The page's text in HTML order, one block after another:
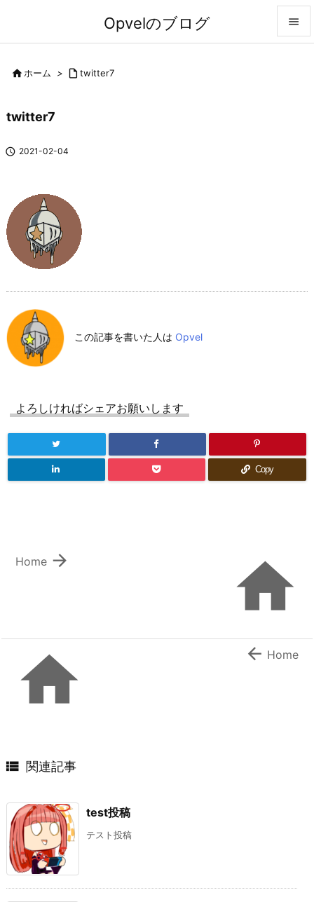
Opvelのブログ 
ホーム >  twitter7
twitter7
 2021-02-04
この記事を書いた人は Opvel
よろしければシェアお願いします
Copy


Home
  Home
 関連記事
test投稿
テスト投稿